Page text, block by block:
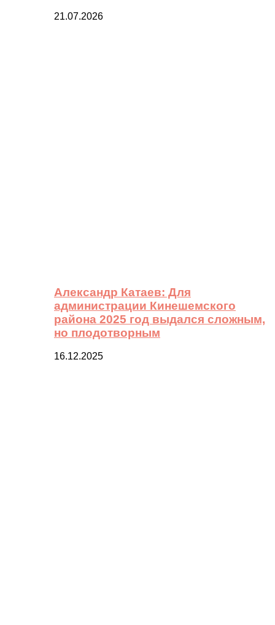
21.07.2026
Александр Катаев: Для
администрации Кинешемского
района 2025 год выдался сложным,
но плодотворным
16.12.2025